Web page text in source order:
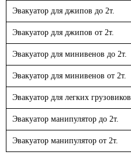
Эвакуатор для джипов до 2т.
Эвакуатор для джипов от 2т.
Эвакуатор для минивенов до 2т.
Эвакуатор для минивенов от 2т.
Эвакуатор для легких грузовиков
Эвакуатор манипулятор до 2т.
Эвакуатор манипулятор от 2т.